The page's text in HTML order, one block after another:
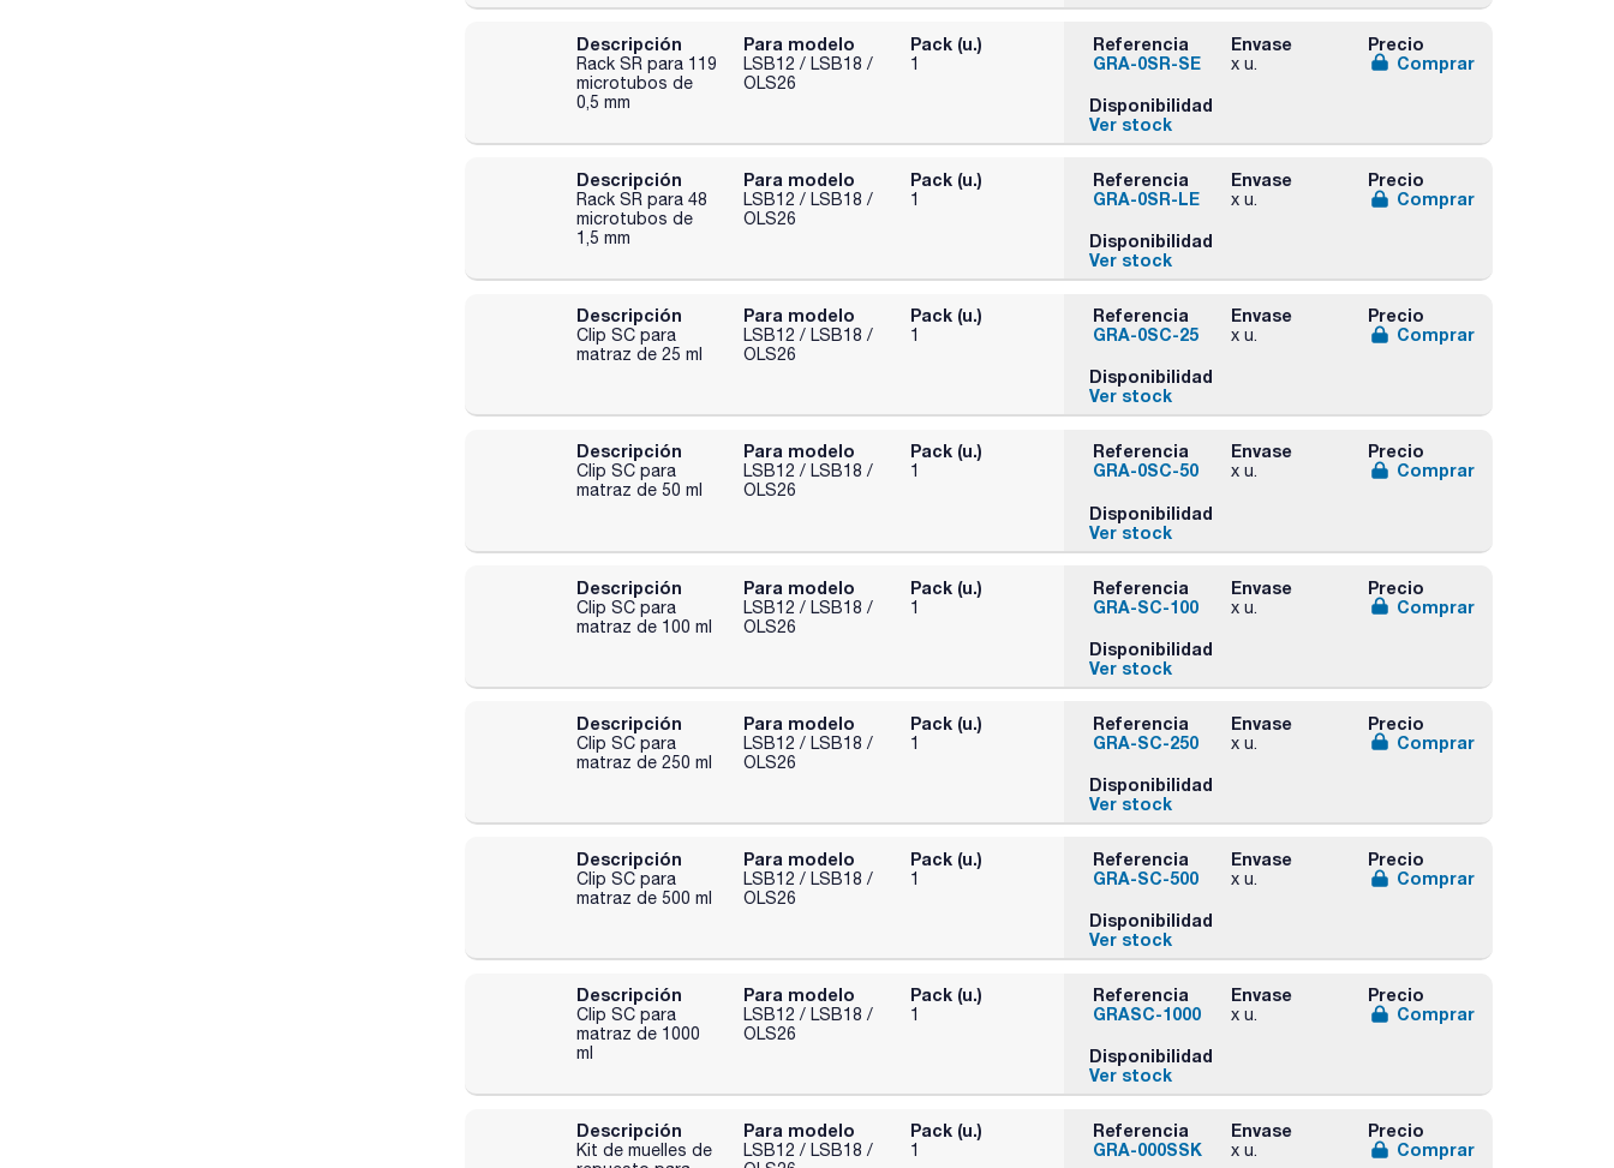
Descripción
Rack SR para 119
microtubos de
0,5 mm
Para modelo
LSB12 / LSB18 /
OLS26
Pack (u.)
1
Referencia
GRA-0SR-SE
Envase
x u.
Precio
Comprar
Disponibilidad
Ver stock
Descripción
Rack SR para 48
microtubos de
1,5 mm
Para modelo
LSB12 / LSB18 /
OLS26
Pack (u.)
1
Referencia
GRA-0SR-LE
Envase
x u.
Precio
Comprar
Disponibilidad
Ver stock
Descripción
Clip SC para
matraz de 25 ml
Para modelo
LSB12 / LSB18 /
OLS26
Pack (u.)
1
Referencia
GRA-0SC-25
Envase
x u.
Precio
Comprar
Disponibilidad
Ver stock
Descripción
Clip SC para
matraz de 50 ml
Para modelo
LSB12 / LSB18 /
OLS26
Pack (u.)
1
Referencia
GRA-0SC-50
Envase
x u.
Precio
Comprar
Disponibilidad
Ver stock
Descripción
Clip SC para
matraz de 100 ml
Para modelo
LSB12 / LSB18 /
OLS26
Pack (u.)
1
Referencia
GRA-SC-100
Envase
x u.
Precio
Comprar
Disponibilidad
Ver stock
Descripción
Clip SC para
matraz de 250 ml
Para modelo
LSB12 / LSB18 /
OLS26
Pack (u.)
1
Referencia
GRA-SC-250
Envase
x u.
Precio
Comprar
Disponibilidad
Ver stock
Descripción
Clip SC para
matraz de 500 ml
Para modelo
LSB12 / LSB18 /
OLS26
Pack (u.)
1
Referencia
GRA-SC-500
Envase
x u.
Precio
Comprar
Disponibilidad
Ver stock
Descripción
Clip SC para
matraz de 1000
ml
Para modelo
LSB12 / LSB18 /
OLS26
Pack (u.)
1
Referencia
GRASC-1000
Envase
x u.
Precio
Comprar
Disponibilidad
Ver stock
Descripción
Kit de muelles de
Para modelo
LSB12 / LSB18 /
Pack (u.)
1
Referencia
GRA-000SSK
Envase
x u.
Precio
Comprar